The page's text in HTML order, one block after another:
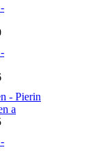
- Pierin
a